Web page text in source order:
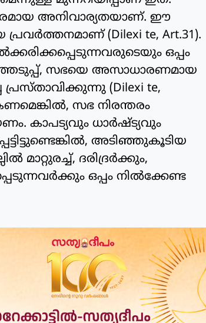
അനിവാര്യതയാണ്. ഈ
(Dilexi te, Art.31).
ഒപ്പം
സഭയെ അസാധാരണമായ
(Dilexi te,
സഭ നിരന്തരം
കാപട്യവും ധാര്‍ഷ്ട്യവും
അടിഞ്ഞുകൂടിയ
ദരിദ്രര്‍ക്കും,
ഒപ്പം നില്‍ക്കേണ്ട